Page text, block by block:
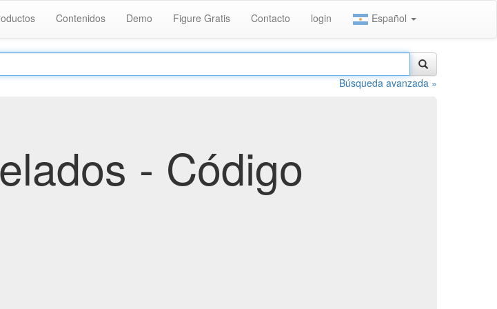
Contenidos Demo Figure Gratis Contacto login Español
Búsqueda avanzada »
- Código